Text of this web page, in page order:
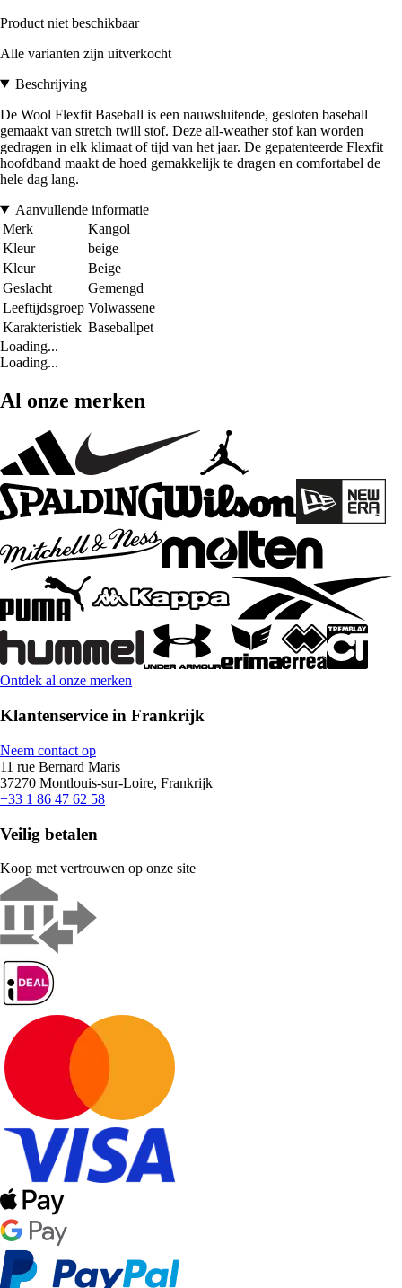
Product niet beschikbaar
Alle varianten zijn uitverkocht
Beschrijving
De Wool Flexfit Baseball is een nauwsluitende, gesloten baseball
gemaakt van stretch twill stof. Deze all-weather stof kan worden
gedragen in elk klimaat of tijd van het jaar. De gepatenteerde Flexfit
hoofdband maakt de hoed gemakkelijk te dragen en comfortabel de
hele dag lang.
Aanvullende informatie
Merk
Kangol
Kleur
beige
Kleur
Beige
Geslacht
Gemengd
Leeftijdsgroep Volwassene
Karakteristiek Baseballpet
Loading...
Loading...
Al onze merken
Ontdek al onze merken
Klantenservice in Frankrijk
Neem contact op
11 rue Bernard Maris
37270 Montlouis-sur-Loire, Frankrijk
+33 1 86 47 62 58
Veilig betalen
Koop met vertrouwen op onze site